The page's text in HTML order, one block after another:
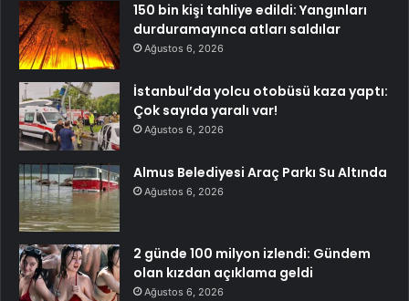
150 bin kişi tahliye edildi: Yangınları
durduramayınca atları saldılar
Ağustos 6, 2026
İstanbul’da yolcu otobüsü kaza yaptı:
Çok sayıda yaralı var!
Ağustos 6, 2026
Almus Belediyesi Araç Parkı Su Altında
Ağustos 6, 2026
2 günde 100 milyon izlendi: Gündem
olan kızdan açıklama geldi
Ağustos 6, 2026